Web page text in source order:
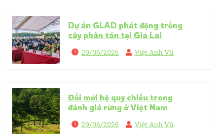
Dự án GLAD phát động trồng
cây phân tán tại Gia Lai
29/06/2026 Việt Anh Vũ
Đổi mới hệ quy chiếu trong
đánh giá rừng ở Việt Nam
29/06/2026 Việt Anh Vũ